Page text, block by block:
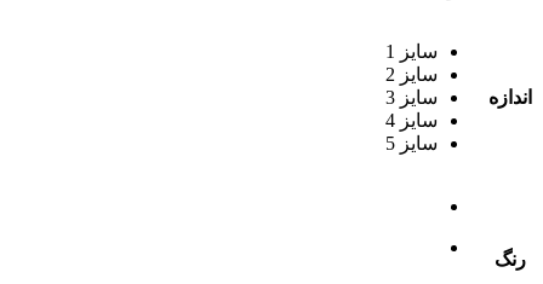
اندازه
سایز 1
سایز 2
سایز 3
سایز 4
سایز 5
رنگ